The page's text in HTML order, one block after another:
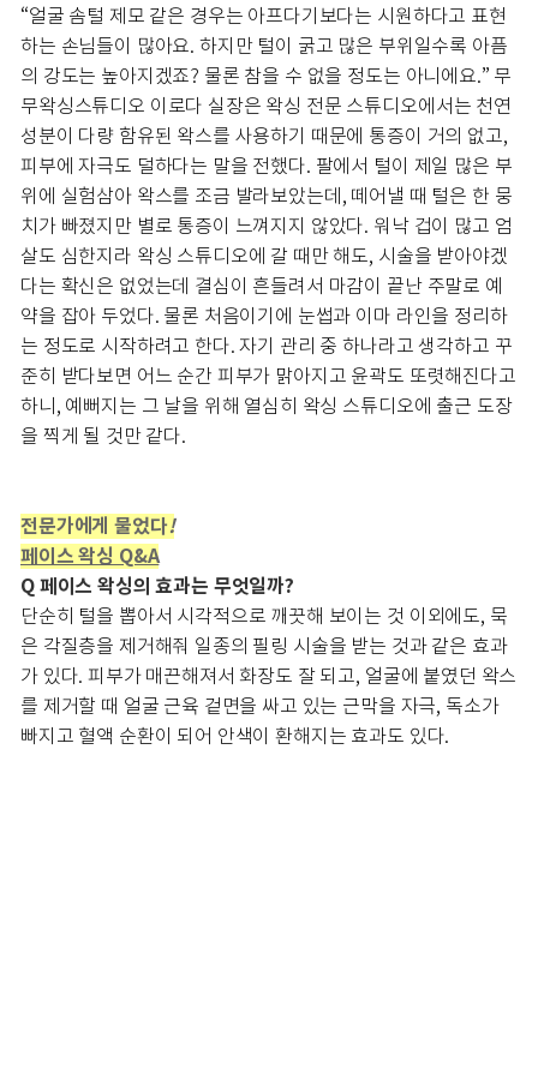
“얼굴 솜털 제모 같은 경우는 아프다기보다는 시원하다고 표현
하는 손님들이 많아요. 하지만 털이 굵고 많은 부위일수록 아픔
의 강도는 높아지겠죠? 물론 참을 수 없을 정도는 아니에요.” 무
무왁싱스튜디오 이로다 실장은 왁싱 전문 스튜디오에서는 천연
성분이 다량 함유된 왁스를 사용하기 때문에 통증이 거의 없고,
피부에 자극도 덜하다는 말을 전했다. 팔에서 털이 제일 많은 부
위에 실험삼아 왁스를 조금 발라보았는데, 떼어낼 때 털은 한 뭉
치가 빠졌지만 별로 통증이 느껴지지 않았다. 워낙 겁이 많고 엄
살도 심한지라 왁싱 스튜디오에 갈 때만 해도, 시술을 받아야겠
다는 확신은 없었는데 결심이 흔들려서 마감이 끝난 주말로 예
약을 잡아 두었다. 물론 처음이기에 눈썹과 이마 라인을 정리하
는 정도로 시작하려고 한다. 자기 관리 중 하나라고 생각하고 꾸
준히 받다보면 어느 순간 피부가 맑아지고 윤곽도 또렷해진다고
하니, 예뻐지는 그 날을 위해 열심히 왁싱 스튜디오에 출근 도장
을 찍게 될 것만 같다.
전문가에게 물었다!
페이스 왁싱 Q&A
Q페이스 왁싱의 효과는 무엇일까?
단순히 털을 뽑아서 시각적으로 깨끗해 보이는 것 이외에도, 묵
은 각질층을 제거해줘 일종의 필링 시술을 받는 것과 같은 효과
가 있다. 피부가 매끈해져서 화장도 잘 되고, 얼굴에 붙였던 왁스
를 제거할 때 얼굴 근육 겉면을 싸고 있는 근막을 자극, 독소가
빠지고 혈액 순환이 되어 안색이 환해지는 효과도 있다.